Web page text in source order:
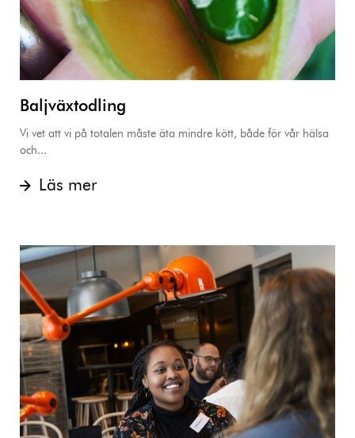
Baljväxtodling
Vi vet att vi på totalen måste äta mindre kött, både för vår hälsa
och...
Läs mer